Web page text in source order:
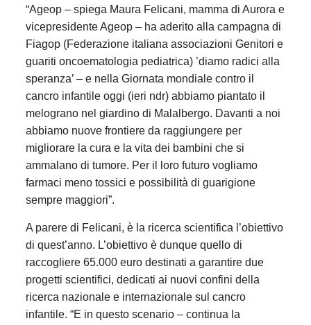
“Ageop – spiega Maura Felicani, mamma di Aurora e
vicepresidente Ageop – ha aderito alla campagna di
Fiagop (Federazione italiana associazioni Genitori e
guariti oncoematologia pediatrica) ’diamo radici alla
speranza’ – e nella Giornata mondiale contro il
cancro infantile oggi (ieri ndr) abbiamo piantato il
melograno nel giardino di Malalbergo. Davanti a noi
abbiamo nuove frontiere da raggiungere per
migliorare la cura e la vita dei bambini che si
ammalano di tumore. Per il loro futuro vogliamo
farmaci meno tossici e possibilità di guarigione
sempre maggiori”.
A parere di Felicani, è la ricerca scientifica l’obiettivo
di quest’anno. L’obiettivo è dunque quello di
raccogliere 65.000 euro destinati a garantire due
progetti scientifici, dedicati ai nuovi confini della
ricerca nazionale e internazionale sul cancro
infantile. “E in questo scenario – continua la